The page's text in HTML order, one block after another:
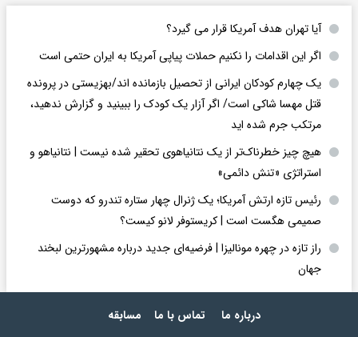
آیا تهران هدف آمریکا قرار می گیرد؟
اگر این اقدامات را نکنیم حملات پیاپی آمریکا به ایران حتمی است
یک چهارم کودکان ایرانی از تحصیل بازمانده اند/بهزیستی در پرونده
قتل مهسا شاکی است/ اگر آزار یک کودک را ببینید و گزارش ندهید،
مرتکب جرم شده اید
هیچ چیز خطرناک‌تر از یک نتانیاهوی تحقیر شده نیست | نتانیاهو و
استراتژی «تنش دائمی»
رئیس تازه ارتش آمریکا؛ یک ژنرال چهار ستاره تندرو که دوست
صمیمی هگست است | کریستوفر لانو کیست؟
راز تازه در چهره مونالیزا | فرضیه‌ای جدید درباره مشهورترین لبخند
جهان
درباره ما تماس با ما مسابقه